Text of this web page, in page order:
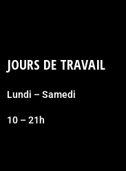
JOURS DE TRAVAIL
Lundi – Samedi
10 – 21h